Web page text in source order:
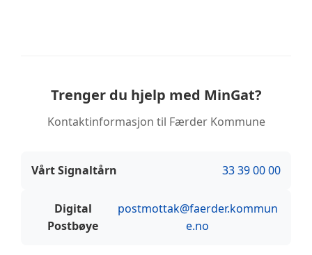
Trenger du hjelp med MinGat?
Kontaktinformasjon til Færder Kommune
Vårt Signaltårn 33 39 00 00
Digital
Postbøye
postmottak@faerder.kommun
e.no